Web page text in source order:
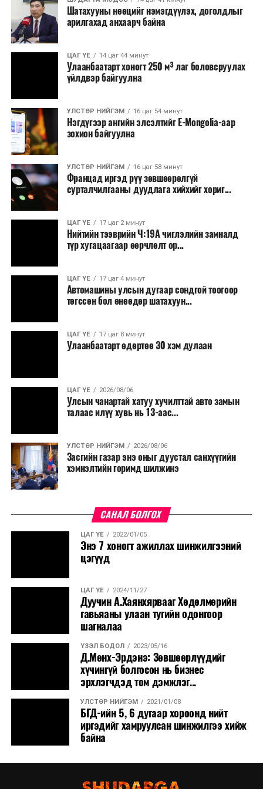
тушаалтны томилолтоос бусад гадаад
томилолт, гадаадын зочин хүлээн авах зардал;
Зайлшгүй шаардлагагүй тоног төхөөрөмж,
тавилга, автомашин худалдан авах;
Батлан хамгаалах, хууль зүйн салбараас бусад
Хуулиар заавал мэдээлэхээс бусад кино,
контент, хэвлэлийн зардал;
Заавал олгохоос бусад тэтгэмж, урамшуулал.
Санхүүгийн хэмнэлтийн горимыг 2026 оны
арванхоёрдугаар сарын 31 хүртэл мөрдөнө. Харин
эрүүл мэндийн салбар уг хэмнэлтийн горимд
хамрагдахгүй бөгөөд цэцэрлэг, сургуулийн хүүхдийн
эрт илрүүлэг, вакцинжуулалт, томуу, томуу төст
өвчний эсрэг арга хэмжээ зэрэг зайлшгүй
үргэлжилнэ гэж Ерөнхий сайд Н.Учрал онцоллоо.
Мөн бүх шатны төсвийн ерөнхийлөн захирагч нарт
салбар бүрдээ урсгал зардлыг 20 хувиар бууруулах,
нөхөн томилгоо хийхгүй байх, аялал, амралт, зугаалга,
хамт олны урлаг, спортын арга хэмжээг зохион
байгуулахгүй байх, төрийн албанд шинэ орон тоо бий
сургалтыг цахим хэлбэрт шилжүүлэх, төрийн албан
хаагчдыг зарим өдрүүдэд цахимаар ажиллуулах арга
хэмжээг үргэлжлүүлэхийг үүрэг болголоо.
Төсвийн сахилга бат сайжирч, эдийн засгийн нөхцөл
байдал хэвийн болсон тохиолдолд эдгээр
хязгаарлалтыг үе шаттайгаар сулруулах юм.
Шатахууны нөөцийг нэмэгдүүлэх, доголдлыг
арилгахад анхаарч байна
ЦАГ ҮЕ 14 цаг 44 минут
Улаанбаатарт хоногт 250 м³ лаг боловсруулах
үйлдвэр байгуулна
УЛСТӨР НИЙГЭМ 16 цаг 54 минут
Нэгдүгээр ангийн элсэлтийг E-Mongolia-аар
зохион байгуулна
УЛСТӨР НИЙГЭМ 16 цаг 58 минут
Францад иргэд рүү зөвшөөрөлгүй
сурталчилгааны дуудлага хийхийг хориг...
ЦАГ ҮЕ 17 цаг 2 минут
Нийтийн тээврийн Ч:19А чиглэлийн замналд
түр хугацаагаар өөрчлөлт ор...
ЦАГ ҮЕ 17 цаг 4 минут
Автомашины улсын дугаар сондгой тоогоор
төгссөн бол өнөөдөр шатахуун...
ЦАГ ҮЕ 17 цаг 8 минут
Улаанбаатарт өдөртөө 30 хэм дулаан
ЦАГ ҮЕ 2026/08/06
Улсын чанартай хатуу хучилттай авто замын
талаас илүү хувь нь 13-аас...
УЛСТӨР НИЙГЭМ 2026/08/06
Засгийн газар энэ оныг дуустал санхүүгийн
хэмнэлтийн горимд шилжинэ
САНАЛ БОЛГОХ
ЦАГ ҮЕ 2022/01/05
Энэ 7 хоногт ажиллах шинжилгээний
цэгүүд
ЦАГ ҮЕ 2024/11/27
Дуучин А.Хаянхярвааг Хөдөлмөрийн
гавьяаны улаан тугийн одонгоор
шагналаа
ҮЗЭЛ БОДОЛ 2023/05/16
Д.Мөнх-Эрдэнэ: Зөвшөөрлүүдийг
хүчингүй болгосон нь бизнес
эрхлэгчдэд том дэмжлэг...
УЛСТӨР НИЙГЭМ 2021/01/08
БГД-ийн 5, 6 дугаар хороонд нийт
иргэдийг хамруулсан шинжилгээ хийж
байна